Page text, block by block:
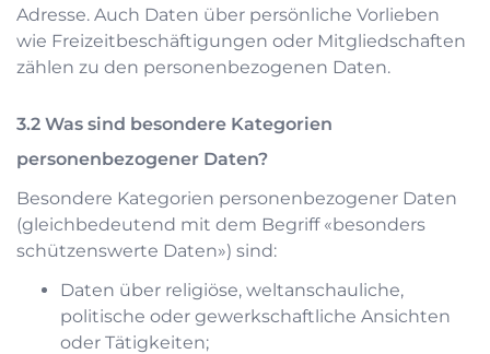
Adresse. Auch Daten über persönliche Vorlieben
wie Freizeitbeschäftigungen oder Mitgliedschaften
zählen zu den personenbezogenen Daten.
Was sind besondere Kategorien
personenbezogener Daten?
Besondere Kategorien personenbezogener Daten
(gleichbedeutend mit dem Begriff «besonders
schützenswerte Daten») sind:
Daten über religiöse, weltanschauliche,
politische oder gewerkschaftliche Ansichten
oder Tätigkeiten;